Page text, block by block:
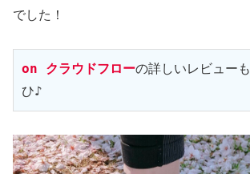
でした！
on クラウドフローの詳しいレビューも
ひ♪